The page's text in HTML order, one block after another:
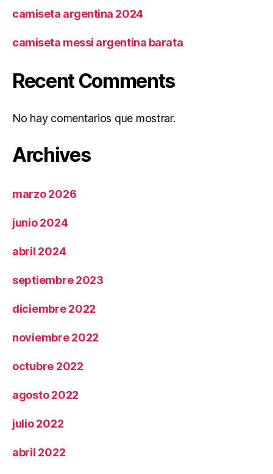
camiseta argentina 2024
camiseta messi argentina barata
Recent Comments
No hay comentarios que mostrar.
Archives
marzo 2026
junio 2024
abril 2024
septiembre 2023
diciembre 2022
noviembre 2022
octubre 2022
agosto 2022
julio 2022
abril 2022